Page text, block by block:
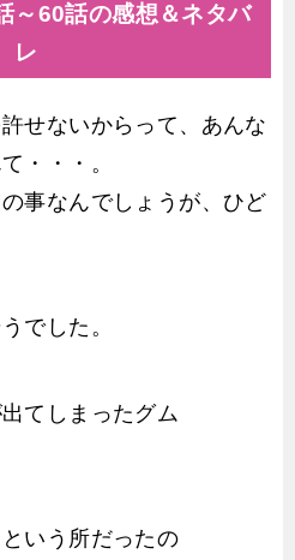
～60話の感想＆ネタバ
レ
せないからって、あんな
・・・。
事なんでしょうが、ひど
でした。
てしまったグム
いう所だったの